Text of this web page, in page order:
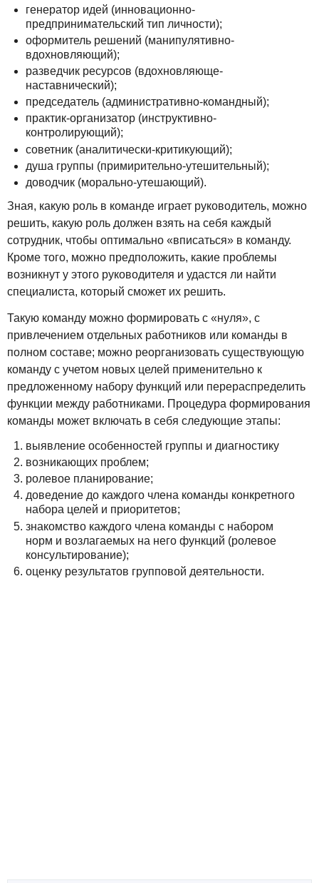
генератор идей (инновационно-
предпринимательский тип личности);
оформитель решений (манипулятивно-
вдохновляющий);
разведчик ресурсов (вдохновляюще-
наставнический);
председатель (административно-командный);
практик-организатор (инструктивно-
контролирующий);
советник (аналитически-критикующий);
душа группы (примирительно-утешительный);
доводчик (морально-утешающий).
Зная, какую роль в команде играет руководитель, можно
решить, какую роль должен взять на себя каждый
сотрудник, чтобы оптимально «вписаться» в команду.
Кроме того, можно предположить, какие проблемы
возникнут у этого руководителя и удастся ли найти
специалиста, который сможет их решить.
Такую команду можно формировать с «нуля», с
привлечением отдельных работников или команды в
полном составе; можно реорганизовать существующую
команду с учетом новых целей применительно к
предложенному набору функций или перераспределить
функции между работниками. Процедура формирования
команды может включать в себя следующие этапы:
выявление особенностей группы и диагностику
возникающих проблем;
ролевое планирование;
доведение до каждого члена команды конкретного
набора целей и приоритетов;
знакомство каждого члена команды с набором
норм и возлагаемых на него функций (ролевое
консультирование);
оценку результатов групповой деятельности.